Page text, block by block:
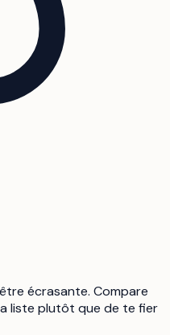
écrasante. Compare
liste plutôt que de te fier